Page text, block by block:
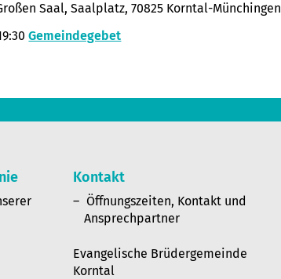
Saal, Saalplatz, 70825 Korntal-Münchingen
Gemeindegebet
Kontakt
Öffnungszeiten, Kontakt und
Ansprechpartner
Evangelische Brüdergemeinde
Korntal